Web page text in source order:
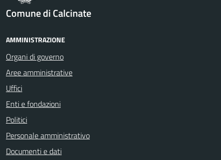
Comune di Calcinate
AMMINISTRAZIONE
Organi di governo
Aree amministrative
Uffici
Enti e fondazioni
Politici
Personale amministrativo
Documenti e dati